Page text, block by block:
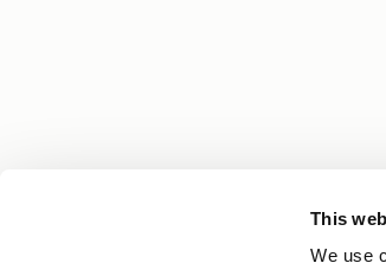
This
We use
Få experttips, personliga